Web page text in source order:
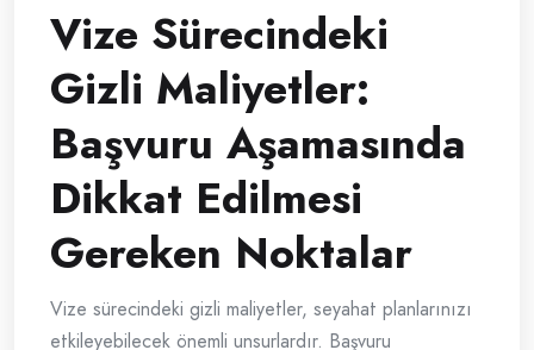
Vize Sürecindeki
Gizli Maliyetler:
Başvuru Aşamasında
Dikkat Edilmesi
Gereken Noktalar
Vize sürecindeki gizli maliyetler, seyahat planlarınızı
etkileyebilecek önemli unsurlardır. Başvuru